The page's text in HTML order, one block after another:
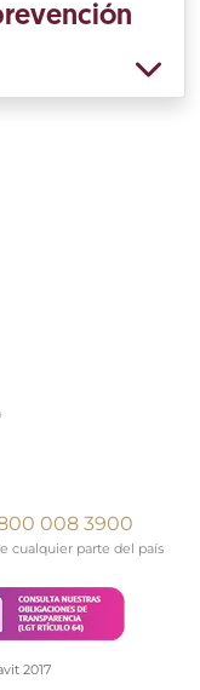
008 3900
cualquier parte del país
2017